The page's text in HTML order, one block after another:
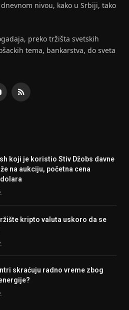
nivou, kako u Srbiji, tako
preko tržišta svetskih
tema, bankarstva, do sveta
RSS
koji je koristio Stiv Džobs davne
na aukciju, početna cena
kripto valuta uskoro da se
skraćuju radno vreme zbog